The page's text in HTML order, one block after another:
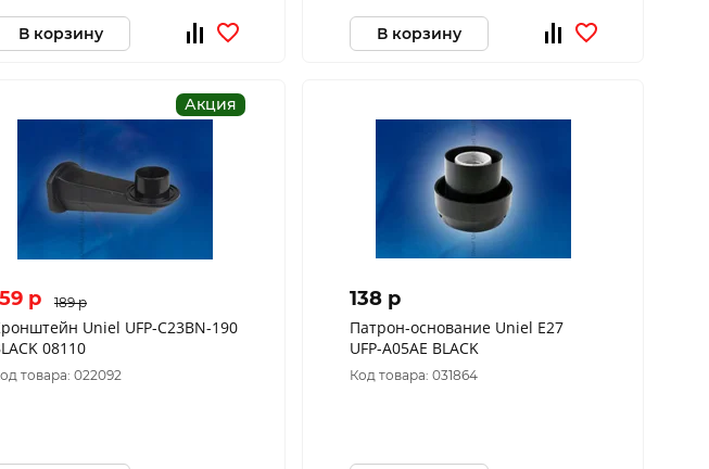
В корзину В корзину
Акция
p 189 p
Uniel UFP-C23BN-190
08110
товара: 022092
138 p
Патрон-основание Uniel E27
UFP-A05AE BLACK
Код товара: 031864